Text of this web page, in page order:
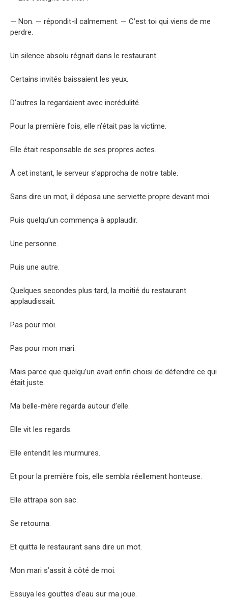
— Non. — répondit-il calmement. — C’est toi qui viens de me
perdre.
Un silence absolu régnait dans le restaurant.
Certains invités baissaient les yeux.
D’autres la regardaient avec incrédulité.
Pour la première fois, elle n’était pas la victime.
Elle était responsable de ses propres actes.
À cet instant, le serveur s’approcha de notre table.
Sans dire un mot, il déposa une serviette propre devant moi.
Puis quelqu’un commença à applaudir.
Une personne.
Puis une autre.
Quelques secondes plus tard, la moitié du restaurant
applaudissait.
Pas pour moi.
Pas pour mon mari.
Mais parce que quelqu’un avait enfin choisi de défendre ce qui
était juste.
Ma belle-mère regarda autour d’elle.
Elle vit les regards.
Elle entendit les murmures.
Et pour la première fois, elle sembla réellement honteuse.
Elle attrapa son sac.
Se retourna.
Et quitta le restaurant sans dire un mot.
Mon mari s’assit à côté de moi.
Essuya les gouttes d’eau sur ma joue.